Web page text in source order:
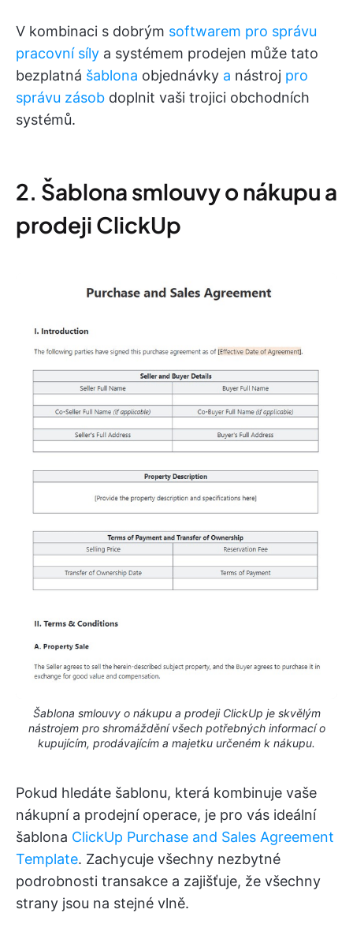
V kombinaci s dobrým softwarem pro správu
pracovní síly a systémem prodejen může tato
bezplatná šablona objednávky a nástroj pro
správu zásob doplnit vaši trojici obchodních
systémů.
2. Šablona smlouvy o nákupu a
prodeji ClickUp
Šablona smlouvy o nákupu a prodeji ClickUp je skvělým
nástrojem pro shromáždění všech potřebných informací o
kupujícím, prodávajícím a majetku určeném k nákupu.
Pokud hledáte šablonu, která kombinuje vaše
nákupní a prodejní operace, je pro vás ideální
šablona ClickUp Purchase and Sales Agreement
Template. Zachycuje všechny nezbytné
podrobnosti transakce a zajišťuje, že všechny
strany jsou na stejné vlně.